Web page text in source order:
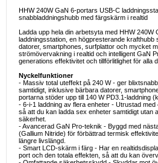
HHW 240W GaN 6-portars USB-C
snabbladdningshubb med färgskärm i realtid
Ladda upp hela din arbetsyta med HHW
laddningsstation, en högpresterande
datorer, smartphones, surfplattor och mycket
strömövervakning i realtid och intelligent GaN
generations effektivitet och tillförlitlighet för alla
Nyckelfunktioner
- Massiv total uteffekt på 240 W - ger
samtidigt, inklusive bärbara datorer,
portarna stöder upp till 140 W PD3.1-laddning
- 6-i-1 laddning av flera enheter - Utrustad med
så att du kan ladda sex enheter samtidigt utan
säkerhet.
- Avancerad GaN Pro-teknik - Byggd med
(Gallium Nitride) för förbättrad termisk
längre livslängd.
- Smart LCD-skärm i färg - Har en
port och den totala effekten, så att du kan